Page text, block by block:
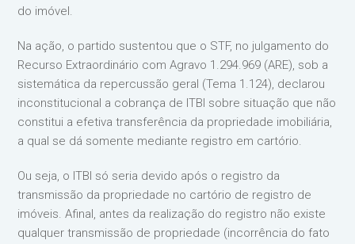
do imóvel.
Na ação, o partido sustentou que o STF, no julgamento do
Recurso Extraordinário com Agravo 1.294.969 (ARE), sob a
sistemática da repercussão geral (Tema 1.124), declarou
inconstitucional a cobrança de ITBI sobre situação que não
constitui a efetiva transferência da propriedade imobiliária,
a qual se dá somente mediante registro em cartório.
Ou seja, o ITBI só seria devido após o registro da
transmissão da propriedade no cartório de registro de
imóveis. Afinal, antes da realização do registro não existe
qualquer transmissão de propriedade (incorrência do fato